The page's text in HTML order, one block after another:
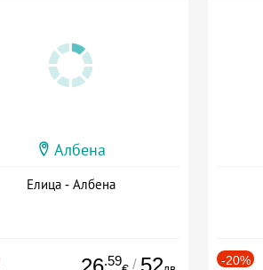
Албена
Елица - Албена
.59 / 52 -20%